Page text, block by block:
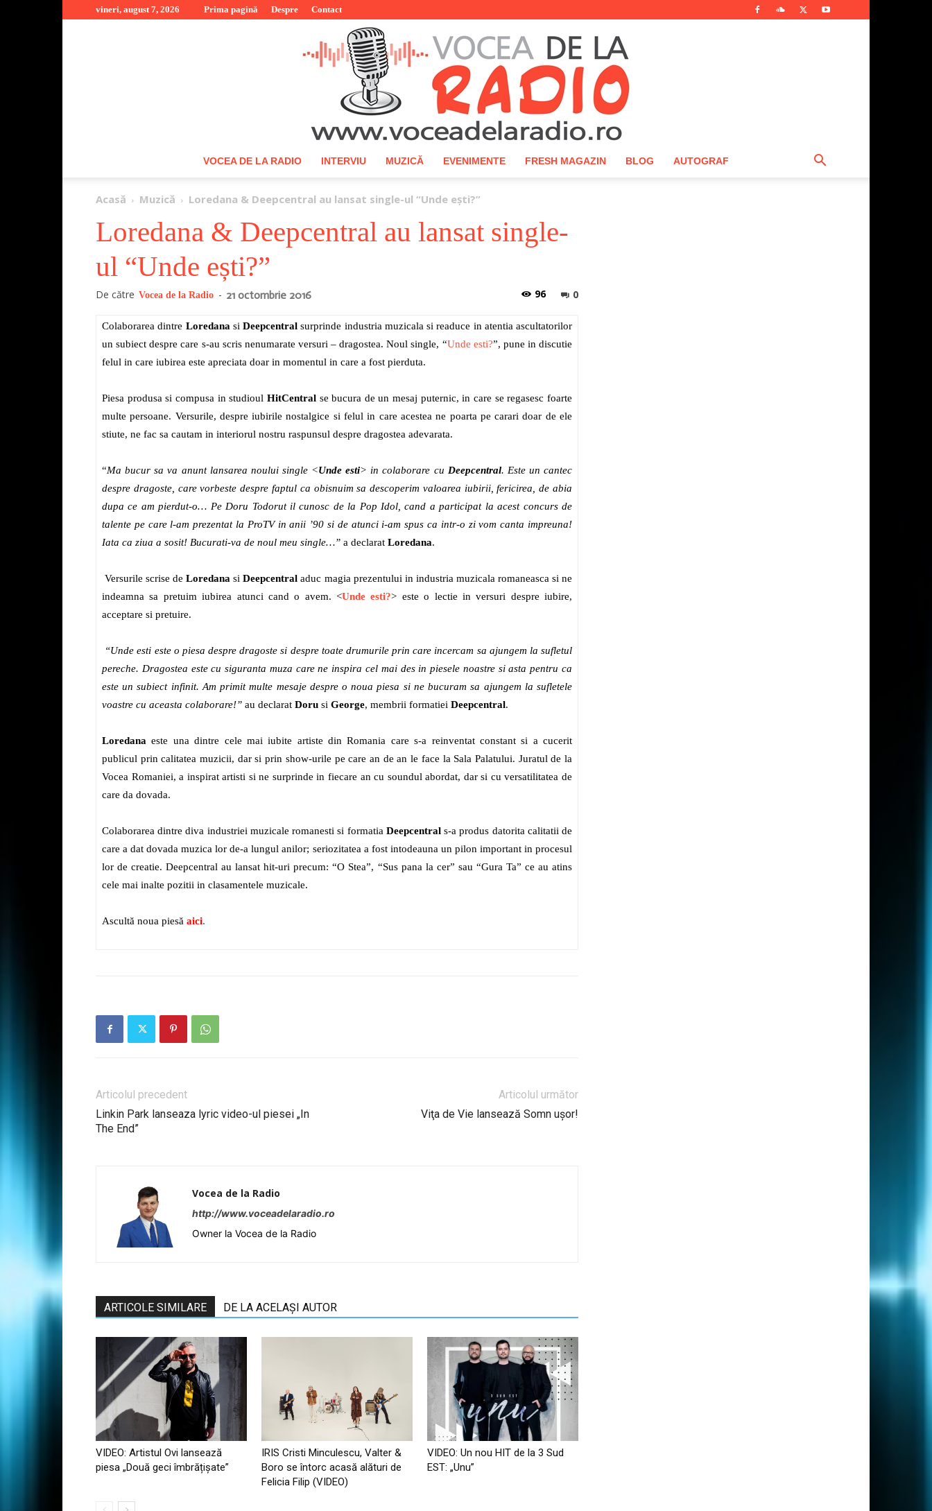
vineri, august 7, 2026 Prima pagină Despre Contact
VOCEA DE LA RADIO INTERVIU MUZICĂ EVENIMENTE FRESH MAGAZIN BLOG AUTOGRAF
Acasă Muzică Loredana & Deepcentral au lansat single-ul “Unde ești?”
Loredana & Deepcentral au lansat single-
ul “Unde ești?”
De către Vocea de la Radio - 21 octombrie 2016 0
96
Colaborarea dintre Loredana si Deepcentral surprinde industria muzicala si readuce in atentia ascultatorilor
un subiect despre care s-au scris nenumarate versuri – dragostea. Noul single, “Unde esti?”, pune in discutie
felul in care iubirea este apreciata doar in momentul in care a fost pierduta.
Piesa produsa si compusa in studioul HitCentralse bucura de un mesaj puternic, in care se regasesc foarte
multe persoane. Versurile, despre iubirile nostalgice si felul in care acestea ne poarta pe carari doar de ele
stiute, ne fac sa cautam in interiorul nostru raspunsul despre dragostea adevarata.
“Ma bucur sa va anunt lansarea noului single <Unde esti> in colaborare cu Deepcentral. Este un cantec
despre dragoste, care vorbeste despre faptul ca obisnuim sa descoperim valoarea iubirii, fericirea, de abia
dupa ce am pierdut-o… Pe Doru Todorut il cunosc de la Pop Idol, cand a participat la acest concurs de
talente pe care l-am prezentat la ProTV in anii ’90 si de atunci i-am spus ca intr-o zi vom canta impreuna!
Iata ca ziua a sosit! Bucurati-va de noul meu single…” a declarat Loredana.
Versurile scrise deLoredana siDeepcentral aduc magia prezentului in industria muzicala romaneasca si ne
indeamna sa pretuim iubirea atunci cand o avem. <Unde esti?> este o lectie in versuri despre iubire,
acceptare si pretuire.
“Unde esti este o piesa despre dragoste si despre toate drumurile prin care incercam sa ajungem la sufletul
pereche. Dragostea este cu siguranta muza care ne inspira cel mai des in piesele noastre si asta pentru ca
este un subiect infinit. Am primit multe mesaje despre o noua piesa si ne bucuram sa ajungem la sufletele
voastre cu aceasta colaborare!” au declarat Doru si George, membrii formatiei Deepcentral.
Loredana este una dintre cele mai iubite artiste din Romania care s-a reinventat constant si a cucerit
publicul prin calitatea muzicii, dar si prin show-urile pe care an de an le face la Sala Palatului. Juratul de la
Vocea Romaniei, a inspirat artisti si ne surprinde in fiecare an cu soundul abordat, dar si cu versatilitatea de
care da dovada.
Colaborarea dintre diva industriei muzicale romanesti si formatia Deepcentrals-a produs datorita calitatii de
care a dat dovada muzica lor de-a lungul anilor; seriozitatea a fost intodeauna un pilon important in procesul
lor de creatie. Deepcentral au lansat hit-uri precum: “O Stea”, “Sus pana la cer” sau “Gura Ta” ce au atins
cele mai inalte pozitii in clasamentele muzicale.
Ascultă noua piesă aici.
Articolul precedent
Linkin Park lanseaza lyric video-ul piesei „In
The End”
Articolul următor
Viţa de Vie lansează Somn uşor!
Vocea de la Radio
http://www.voceadelaradio.ro
Owner la Vocea de la Radio
ARTICOLE SIMILARE DE LA ACELAȘI AUTOR
VIDEO: Artistul Ovi lansează
piesa „Două geci îmbrățișate”
IRIS Cristi Minculescu, Valter &
Boro se întorc acasă alături de
Felicia Filip (VIDEO)
VIDEO: Un nou HIT de la 3 Sud
EST: „Unu”